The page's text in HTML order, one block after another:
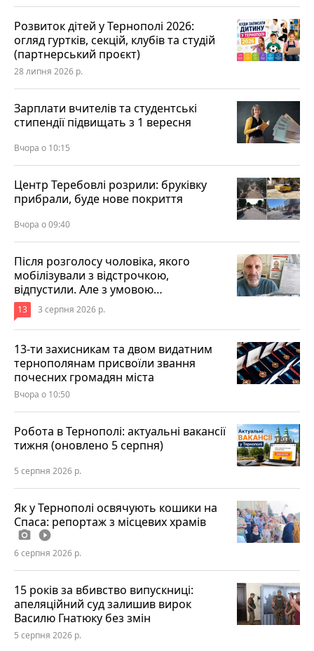
Розвиток дітей у Тернополі 2026:
огляд гуртків, секцій, клубів та студій
(партнерський проєкт)
28 липня 2026 р.
Зарплати вчителів та студентські
стипендії підвищать з 1 вересня
Вчора о 10:15
Центр Теребовлі розрили: бруківку
прибрали, буде нове покриття
Вчора о 09:40
Після розголосу чоловіка, якого
мобілізували з відстрочкою,
відпустили. Але з умовою…
13 3 серпня 2026 р.
13-ти захисникам та двом видатним
тернополянам присвоїли звання
почесних громадян міста
Вчора о 10:50
Робота в Тернополі: актуальні вакансії
тижня (оновлено 5 серпня)
5 серпня 2026 р.
Як у Тернополі освячують кошики на
Спаса: репортаж з місцевих храмів
photo_camera play_circle_filled
6 серпня 2026 р.
15 років за вбивство випускниці:
апеляційний суд залишив вирок
Василю Гнатюку без змін
5 серпня 2026 р.